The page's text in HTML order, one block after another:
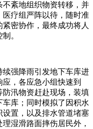
紊地组织物资转移，并
医疗组严阵以待，随时准
密协作，最终成功将人
。
强降雨引发地下车库进
，各应急小组快速到
汛物资赶赴现场，装填
库；同时模拟了因积水
置，以及排水管道堵塞
湿滑路面摔伤居民外，